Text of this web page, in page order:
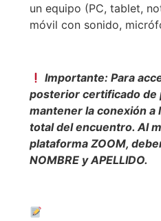
un equipo (PC, tablet,
móvil con sonido,
Importante: Para
posterior certificado de
mantener la conexión a
total del encuentro. Al
plataforma ZOOM,
NOMBRE y APELLIDO.